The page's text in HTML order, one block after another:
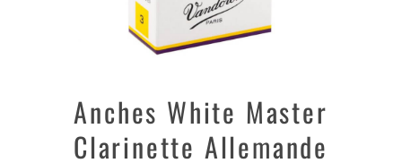
Anches White Master
Clarinette Allemande